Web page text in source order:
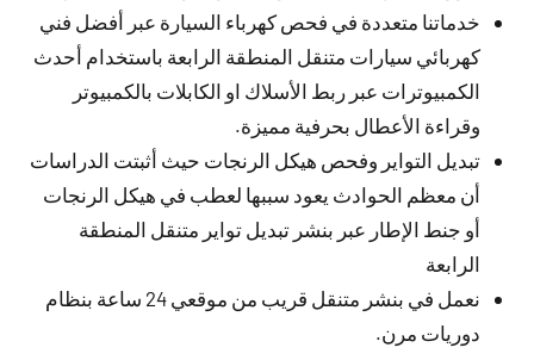
خدماتنا متعددة في فحص كهرباء السيارة عبر أفضل فني
كهربائي سيارات متنقل المنطقة الرابعة باستخدام أحدث
الكمبيوترات عبر ربط الأسلاك او الكابلات بالكمبيوتر
وقراءة الأعطال بحرفية مميزة.
تبديل التواير وفحص هيكل الرنجات حيث أثبتت الدراسات
أن معظم الحوادث يعود سببها لعطب في هيكل الرنجات
أو جنط الإطار عبر بنشر تبديل تواير متنقل المنطقة
الرابعة
نعمل في بنشر متنقل قريب من موقعي 24 ساعة بنظام
دوريات مرن.